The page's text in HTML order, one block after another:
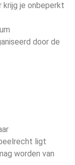
krijg je onbeperkt
door de
ligt
worden van